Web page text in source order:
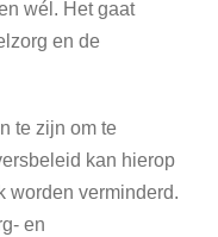
wél. Het gaat
en de
te zijn om te
kan hierop
worden verminderd.
en